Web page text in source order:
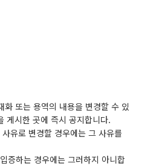
또는 용역의 내용을 변경할 수 있
게시한 곳에 즉시 공지합니다.
유로 변경할 경우에는 그 사유를
증하는 경우에는 그러하지 아니합